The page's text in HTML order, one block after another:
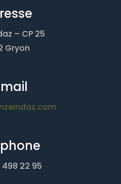
– CP 25
Gryon
498 22 95